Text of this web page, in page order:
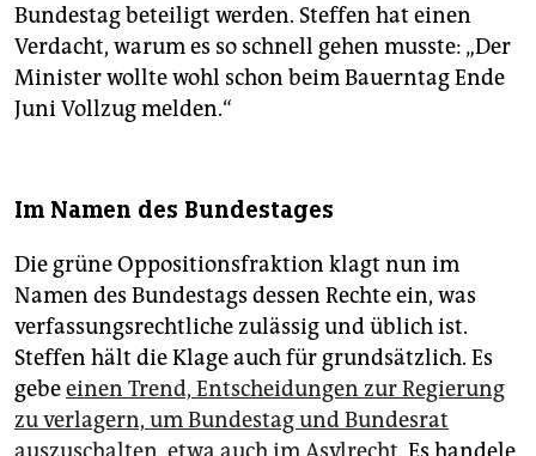
Bundestag beteiligt werden. Steffen hat einen
Verdacht, warum es so schnell gehen musste: „Der
Minister wollte wohl schon beim Bauerntag Ende
Juni Vollzug melden.“
Im Namen des Bundestages
Die grüne Oppositionsfraktion klagt nun im
Namen des Bundestags dessen Rechte ein, was
verfassungsrechtliche zulässig und üblich ist.
Steffen hält die Klage auch für grundsätzlich. Es
gebeeinen Trend, Entscheidungen zur Regierung
zu verlagern, um Bundestag und Bundesrat